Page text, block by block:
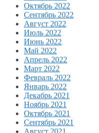
Октябрь 2022
Сентябрь 2022
Август 2022
Июль 2022
Июнь 2022
Май 2022
Апрель 2022
Март 2022
Февраль 2022
Январь 2022
Декабрь 2021
Ноябрь 2021
Октябрь 2021
Сентябрь 2021
Август 2021